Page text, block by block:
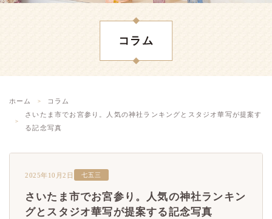
コラム
ホーム
コラム
さいたま市でお宮参り。人気の神社ランキングとスタジオ華写が提案す
る記念写真
2025年10月2日 七五三
さいたま市でお宮参り。人気の神社ランキン
グとスタジオ華写が提案する記念写真